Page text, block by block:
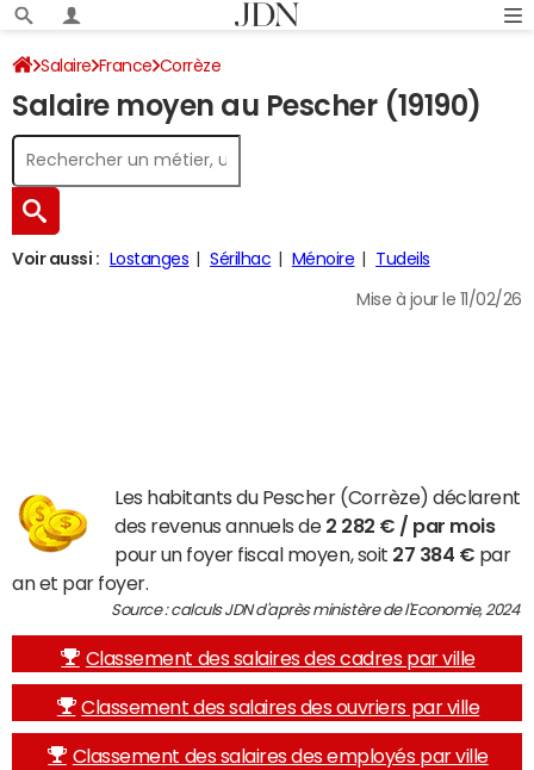
Salaire France Corrèze
Salaire moyen au Pescher (19190)
Voir aussi : Lostanges Sérilhac Ménoire Tudeils
Mise à jour le 11/02/26
Les habitants du Pescher (Corrèze) déclarent
des revenus annuels de 2 282 € / par mois
pour un foyer fiscal moyen, soit 27 384 € par
an et par foyer.
Source : calculs JDN d'après ministère de l'Economie, 2024
Classement des salaires des cadres par ville
Classement des salaires des ouvriers par ville
Classement des salaires des employés par ville